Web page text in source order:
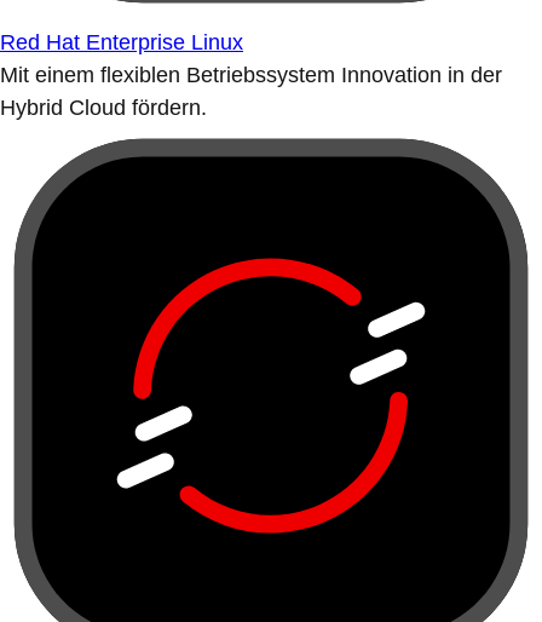
Red Hat Enterprise Linux
Mit einem flexiblen Betriebssystem Innovation in der
Hybrid Cloud fördern.